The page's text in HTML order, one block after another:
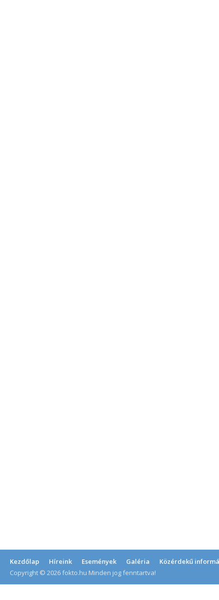
Kezdőlap Híreink Események Galéria
Közérdekű
Copyright © 2026 fokto.hu Minden jog fenntartva!